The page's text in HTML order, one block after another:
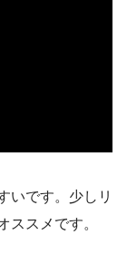
いです。少しリ
ススメです。